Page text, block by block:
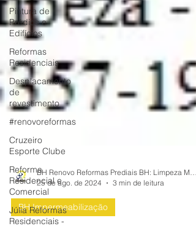
Pintura de
Prédios e
Edifícios
Reformas
Residenciais
Desplacamento
de
revestimento
#renovoreformas
Cruzeiro
Esporte Clube
Reforma
Residencial e
Comercial
Júlia Reformas
Residenciais -
25 de ago. de 2024